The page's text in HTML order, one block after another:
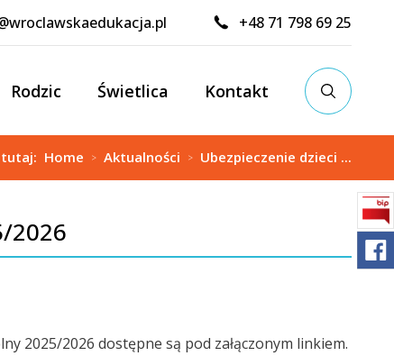
+48 71 798 69 25
Rodzic Świetlica Kontakt
tutaj: Home > Aktualności > Ubezpieczenie dzieci ...
2026
2025/2026 dostępne są pod załączonym linkiem.